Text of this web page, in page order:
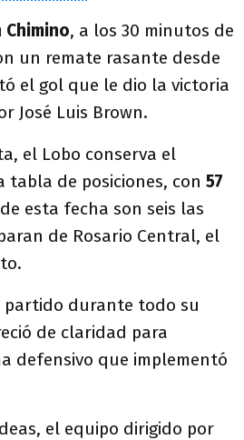
, a los 30 minutos de
un remate rasante desde
el gol que le dio la victoria
José Luis Brown.
el Lobo conserva el
de posiciones, con 57
esta fecha son seis las
de Rosario Central, el
partido durante todo su
de claridad para
defensivo que implementó
el equipo dirigido por